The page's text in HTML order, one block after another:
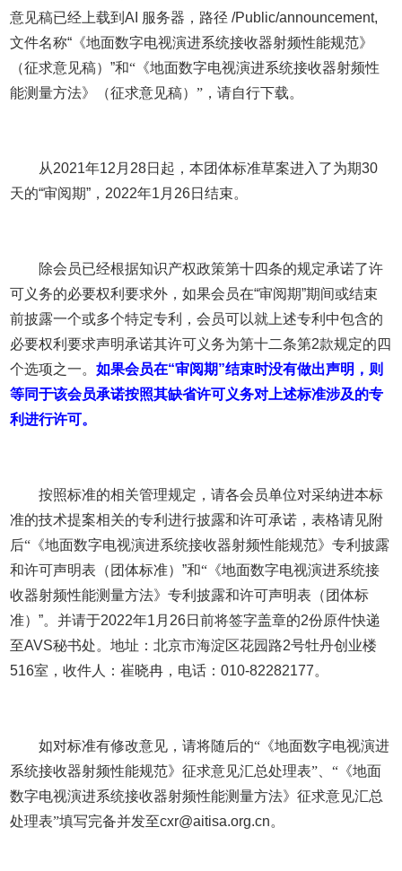
意见稿已经上载到AI 服务器，路径 /Public/announcement,
文件名称“ 《地面数字电视演进系统接收器射频性能规范》
（征求意见稿）”和“《地面数字电视演进系统接收器射频性
能测量方法》（征求意见稿）” ，请自行下载。
从2021年12 月 28日起，本团体标准草案进入了为期30
天的“审阅期” ， 2022年1 月 26日结束。
除会员已经根据知识产权政策第十四条的规定承诺了许
可义务的必要权利要求外，如果会员在“审阅期”期间或结束
前披露一个或多个特定专利，会员可以就上述专利中包含的
必要权利要求声明承诺其许可义务为第十二条第2款规定的四
个选项之一。如果会员在“审阅期”结束时没有做出声明，则
等同于该会员承诺按照其缺省许可义务对上述标准涉及的专
利进行许可。
按照标准的相关管理规定，请各会员单位对采纳进本标
准的技术提案相关的专利进行披露和许可承诺，表格请见附
后“《地面数字电视演进系统接收器射频性能规范》专利披露
和许可声明表（团体标准）”和“《地面数字电视演进系统接
收器射频性能测量方法》专利披露和许可声明表（团体标
准）”。并请于2022年1 月 26日前将签字盖章的2份原件快递
至AVS秘书处。地址：北京市海淀区花园路2号牡丹创业楼
516室，收件人：崔晓冉，电话：010-82282177。
如对标准有修改意见，请将随后的“ 《地面数字电视演进
系统接收器射频性能规范》征求意见汇总处理表”、“ 《地面
数字电视演进系统接收器射频性能测量方法》征求意见汇总
处理表”填写完备并发至cxr@aitisa.org.cn。